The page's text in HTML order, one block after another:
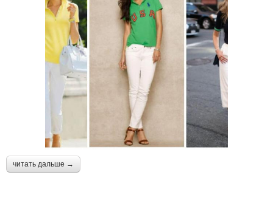
читать дальше →